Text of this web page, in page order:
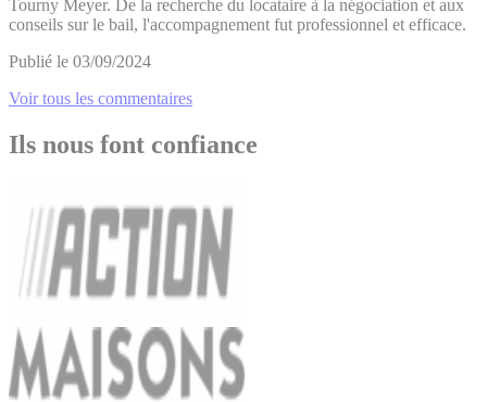
Tourny Meyer. De la recherche du locataire à la négociation et aux
conseils sur le bail, l'accompagnement fut professionnel et efficace.
Publié le 03/09/2024
Voir tous les commentaires
Ils nous font confiance